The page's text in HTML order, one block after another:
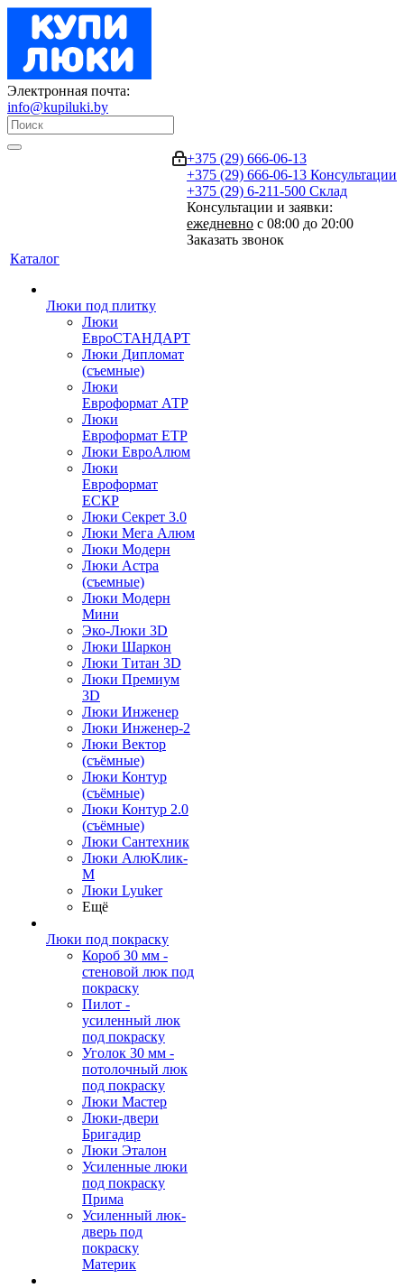
Электронная почта:
info@kupiluki.by
+375 (29) 666-06-13
+375 (29) 666-06-13 Консультации
+375 (29) 6-211-500 Склад
Консультации и заявки:
ежедневно с 08:00 до 20:00
Заказать звонок
Каталог
Люки под плитку
Люки
ЕвроСТАНДАРТ
Люки Дипломат
(съемные)
Люки
Евроформат АТР
Люки
Евроформат ЕТР
Люки ЕвроАлюм
Люки
Евроформат
ЕСКР
Люки Секрет 3.0
Люки Мега Алюм
Люки Модерн
Люки Астра
(съемные)
Люки Модерн
Мини
Эко-Люки 3D
Люки Шаркон
Люки Титан 3D
Люки Премиум
3D
Люки Инженер
Люки Инженер-2
Люки Вектор
(съёмные)
Люки Контур
(съёмные)
Люки Контур 2.0
(съёмные)
Люки Сантехник
Люки АлюКлик-
М
Люки Lyuker
Ещё
Люки под покраску
Короб 30 мм -
стеновой люк под
покраску
Пилот -
усиленный люк
под покраску
Уголок 30 мм -
потолочный люк
под покраску
Люки Мастер
Люки-двери
Бригадир
Люки Эталон
Усиленные люки
под покраску
Прима
Усиленный люк-
дверь под
покраску
Материк